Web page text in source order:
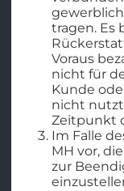
tragen. Es
Voraus
nicht für
Kunde
nicht
Zeitpunkt
Im Falle
MH vor,
zur